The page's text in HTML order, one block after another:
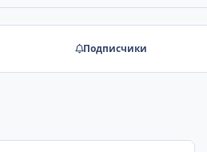
Подписчики